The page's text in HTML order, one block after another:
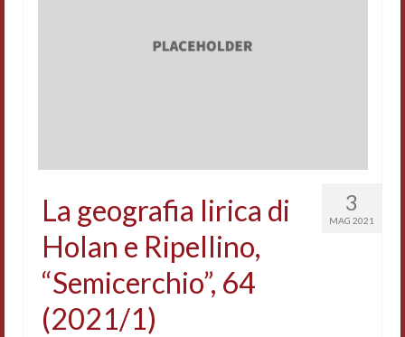
Hagiographica Coreana
Cultura medioevale
Scrittori Latini dell’Europa Medievale
Corpus Rhythmorum Musicum
3
MAG 2021
La geografia lirica di
Holan e Ripellino,
“Semicerchio”, 64
(2021/1)